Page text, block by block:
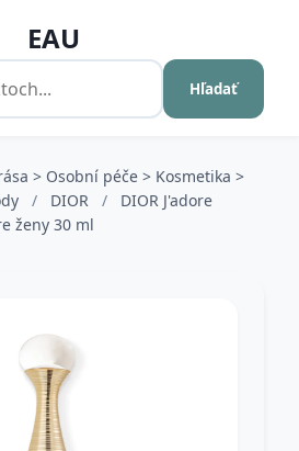
EAU
Hľadať
> Osobní péče > Kosmetika >
/ DIOR /
DIOR J'adore
ženy 30 ml